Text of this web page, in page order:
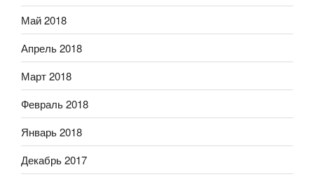
Май 2018
Апрель 2018
Март 2018
Февраль 2018
Январь 2018
Декабрь 2017